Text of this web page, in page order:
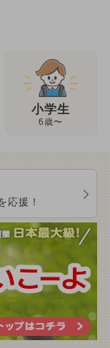
小学生
6歳〜
応援！